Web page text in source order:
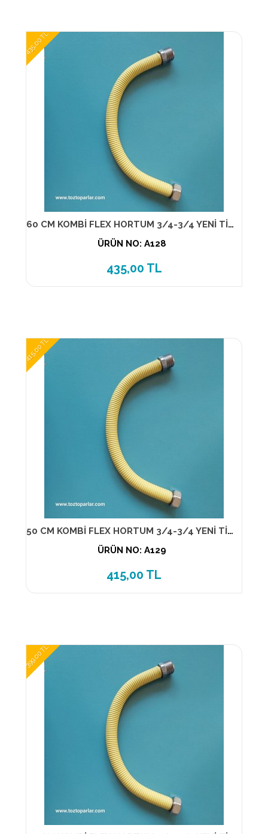
435,00 TL
60 CM KOMBİ FLEX HORTUM 3/4-3/4 YENİ TİP 13890
ÜRÜN NO: A128
435,00 TL
415,00 TL
50 CM KOMBİ FLEX HORTUM 3/4-3/4 YENİ TİP 13890
ÜRÜN NO: A129
415,00 TL
399,00 TL